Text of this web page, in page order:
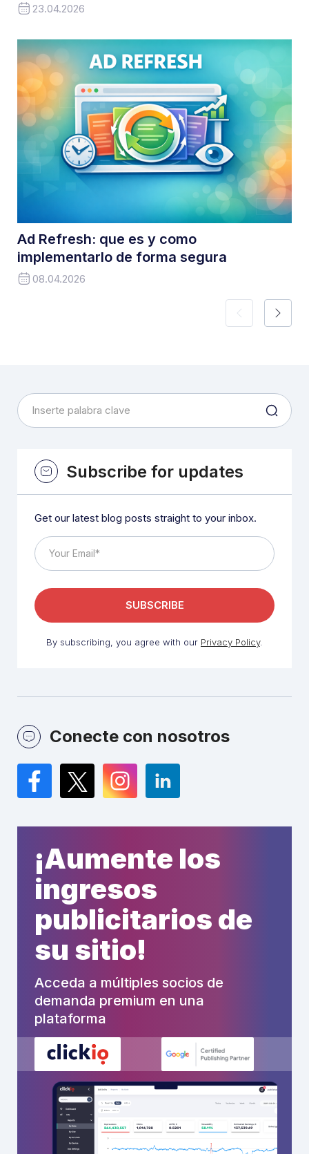
23.04.2026
Ad Refresh: que es y como
implementarlo de forma segura
08.04.2026
Subscribe for updates
Get our latest blog posts straight to your inbox.
By subscribing, you agree with our Privacy Policy.
Conecte con nosotros
Facebook
TwitterInstagramLinkedIn
¡Aumente los
ingresos
publicitarios de
su sitio!
Acceda a múltiples socios de
demanda premium en una
plataforma